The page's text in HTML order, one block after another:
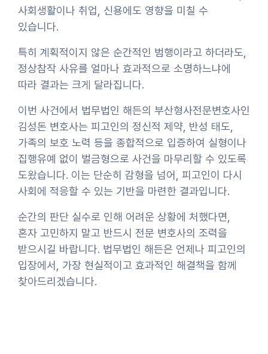
사회생활이나 취업, 신용에도 영향을 미칠 수
있습니다.
특히 계획적이지 않은 순간적인 범행이라고 하더라도,
정상참작 사유를 얼마나 효과적으로 소명하느냐에
따라 결과는 크게 달라집니다.
이번 사건에서 법무법인 해든의 부산형사전문변호사인
김성돈 변호사는 피고인의 정신적 제약, 반성 태도,
가족의 보호 노력 등을 종합적으로 입증하여 실형이나
집행유예 없이 벌금형으로 사건을 마무리할 수 있도록
도왔습니다. 이는 단순히 감형을 넘어, 피고인이 다시
사회에 적응할 수 있는 기반을 마련한 결과입니다.
순간의 판단 실수로 인해 어려운 상황에 처했다면,
혼자 고민하지 말고 반드시 전문 변호사의 조력을
받으시길 바랍니다. 법무법인 해든은 언제나 피고인의
입장에서, 가장 현실적이고 효과적인 해결책을 함께
찾아드리겠습니다.